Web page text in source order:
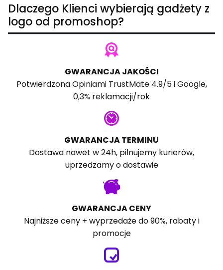
Dlaczego Klienci wybierają gadżety z
logo od promoshop?
GWARANCJA JAKOŚCI
PotwierdzonaOpiniami TrustMate4.9/5 iGoogle,
0,3% reklamacji/rok
GWARANCJA TERMINU
Dostawa nawet w 24h, pilnujemy kurierów,
uprzedzamy o dostawie
GWARANCJA CENY
Najniższe ceny + wyprzedaże do 90%, rabaty i
promocje